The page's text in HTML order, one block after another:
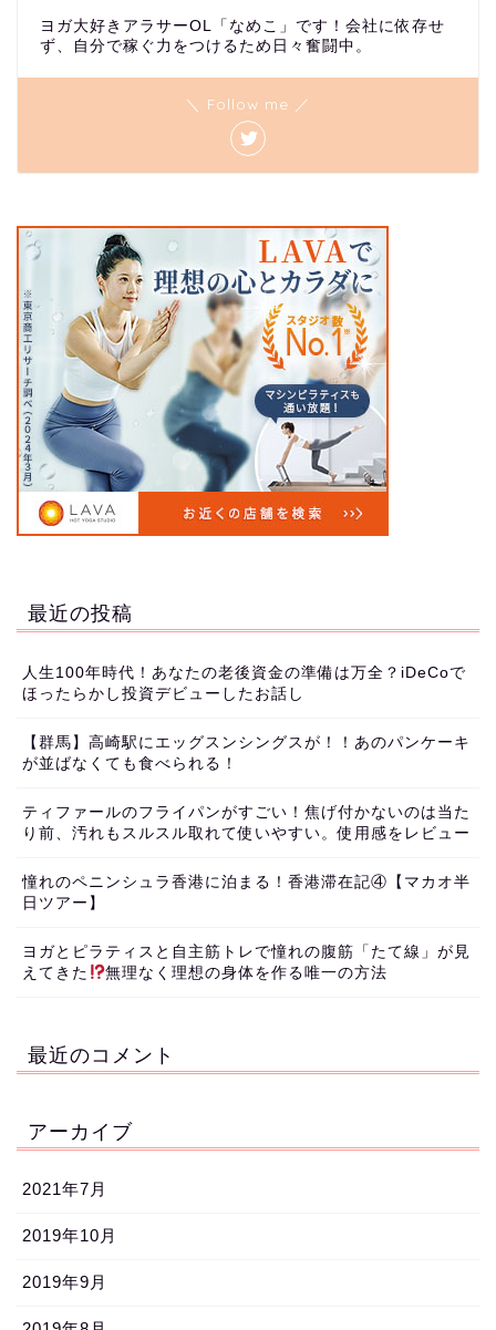
ヨガ大好きアラサーOL「なめこ」です！会社に依存せ
ず、自分で稼ぐ力をつけるため日々奮闘中。
＼ Follow me ／
最近の投稿
人生100年時代！あなたの老後資金の準備は万全？iDeCoで
ほったらかし投資デビューしたお話し
【群馬】高崎駅にエッグスンシングスが！！あのパンケーキ
が並ばなくても食べられる！
ティファールのフライパンがすごい！焦げ付かないのは当た
り前、汚れもスルスル取れて使いやすい。使用感をレビュー
憧れのペニンシュラ香港に泊まる！香港滞在記④【マカオ半
日ツアー】
ヨガとピラティスと自主筋トレで憧れの腹筋「たて線」が見
えてきた
無理なく理想の身体を作る唯一の方法
最近のコメント
アーカイブ
2021年7月
2019年10月
2019年9月